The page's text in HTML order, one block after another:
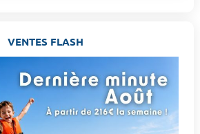
VENTES FLASH